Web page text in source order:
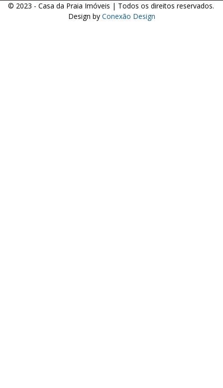
© 2023 - Casa da Praia Imóveis | Todos os direitos reservados.
Design byConexão Design